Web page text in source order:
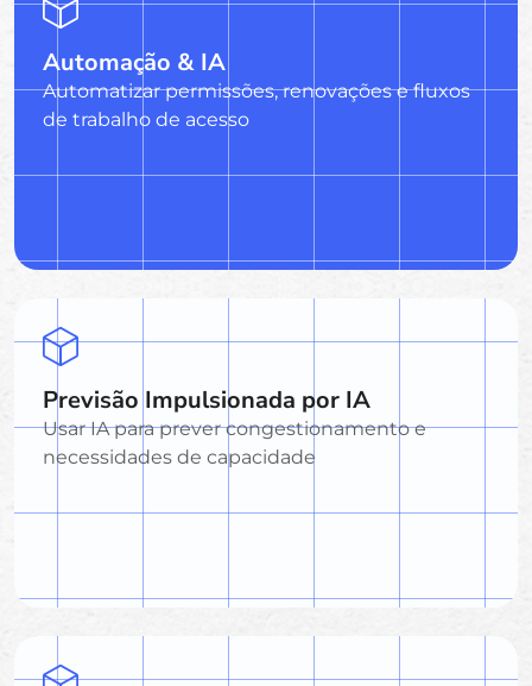
Automação & IA
Automatizar permissões, renovações e fluxos
de trabalho de acesso
Previsão Impulsionada por IA
Usar IA para prever congestionamento e
necessidades de capacidade